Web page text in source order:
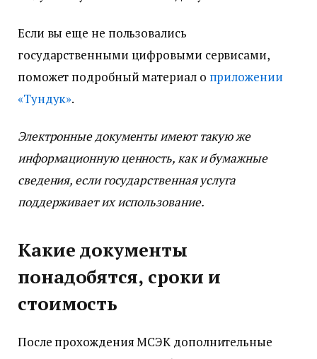
Если вы еще не пользовались
государственными цифровыми сервисами,
поможет подробный материал о приложении
«Тундук».
Электронные документы имеют такую же
информационную ценность, как и бумажные
сведения, если государственная услуга
поддерживает их использование.
Какие документы
понадобятся, сроки и
стоимость
После прохождения МСЭК дополнительные